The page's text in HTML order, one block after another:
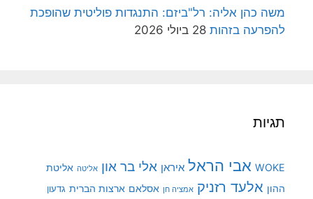
משה כהן אליה: רל"ביזם: התנגדות פוליטית שהופכת
להפרעה בזהות 28 ביולי 2026
תגיות
WOKE אבי הראל איראן אלי בר און אליטה אליטת
ההון אלעד רזניק אמציה חן אסלאם ארצות הברית גדעון